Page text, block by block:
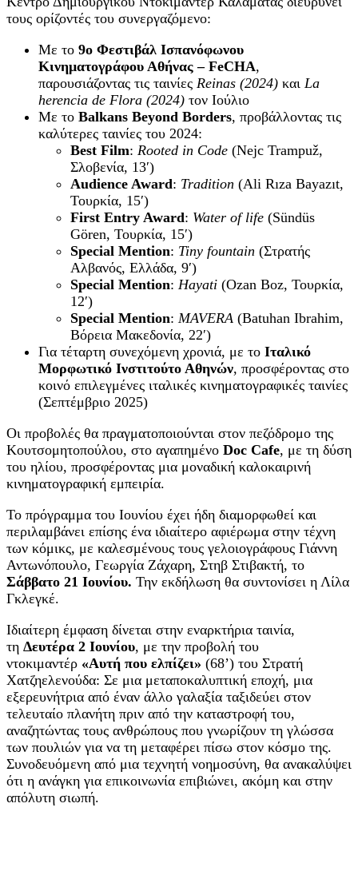
τους ορίζοντές του συνεργαζόμενο:
Με το 9ο Φεστιβάλ Ισπανόφωνου
Κινηματογράφου Αθήνας – FeCHA,
παρουσιάζοντας τις ταινίες Reinas (2024) και La
herencia de Flora (2024) τον Ιούλιο
Με το Balkans Beyond Borders, προβάλλοντας τις
καλύτερες ταινίες του 2024:
Best Film: Rooted in Code (Nejc Trampuž,
Σλοβενία, 13′)
Audience Award: Tradition (Ali Rıza Bayazıt,
Τουρκία, 15′)
First Entry Award: Water of life (Sündüs
Gören, Τουρκία, 15′)
Special Mention: Tiny fountain (Στρατής
Αλβανός, Ελλάδα, 9′)
Special Mention: Hayati (Ozan Boz, Τουρκία,
12′)
Special Mention: MAVERA (Batuhan Ibrahim,
Βόρεια Μακεδονία, 22′)
Για τέταρτη συνεχόμενη χρονιά, με το Ιταλικό
Μορφωτικό Ινστιτούτο Αθηνών, προσφέροντας στο
κοινό επιλεγμένες ιταλικές κινηματογραφικές ταινίες
(Σεπτέμβριο 2025)
Οι προβολές θα πραγματοποιούνται στον πεζόδρομο της
Κουτσομητοπούλου, στο αγαπημένο Doc Cafe, με τη δύση
του ηλίου, προσφέροντας μια μοναδική καλοκαιρινή
κινηματογραφική εμπειρία.
Το πρόγραμμα του Ιουνίου έχει ήδη διαμορφωθεί και
περιλαμβάνει επίσης ένα ιδιαίτερο αφιέρωμα στην τέχνη
των κόμικς, με καλεσμένους τους γελοιογράφους Γιάννη
Αντωνόπουλο, Γεωργία Ζάχαρη, Στηβ Στιβακτή, το
Σάββατο 21 Ιουνίου. Την εκδήλωση θα συντονίσει η Λίλα
Γκλεγκέ.
Ιδιαίτερη έμφαση δίνεται στην εναρκτήρια ταινία,
τη Δευτέρα 2 Ιουνίου, με την προβολή του
ντοκιμαντέρ «Αυτή που ελπίζει» (68’) του Στρατή
Χατζηελενούδα: Σε μια μεταποκαλυπτική εποχή, μια
εξερευνήτρια από έναν άλλο γαλαξία ταξιδεύει στον
τελευταίο πλανήτη πριν από την καταστροφή του,
αναζητώντας τους ανθρώπους που γνωρίζουν τη γλώσσα
των πουλιών για να τη μεταφέρει πίσω στον κόσμο της.
Συνοδευόμενη από μια τεχνητή νοημοσύνη, θα ανακαλύψει
ότι η ανάγκη για επικοινωνία επιβιώνει, ακόμη και στην
απόλυτη σιωπή.